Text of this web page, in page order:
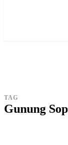
TAG
Gunung